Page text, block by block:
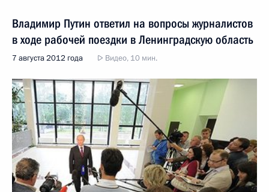
Владимир Путин ответил на вопросы журналистов
в ходе рабочей поездки в Ленинградскую область
7 августа 2012 года Видео, 10 мин.